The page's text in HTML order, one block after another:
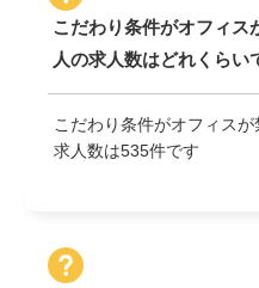
こだわり条件がオフィス
人の求人数はどれくらい
こだわり条件がオフィス
求人数は535件です